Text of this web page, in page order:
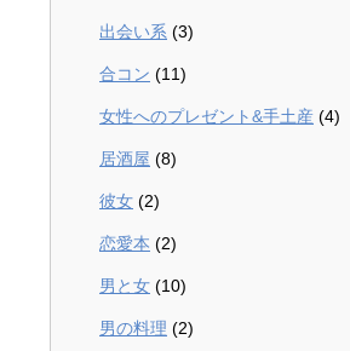
出会い系 (3)
合コン (11)
女性へのプレゼント&手土産 (4)
居酒屋 (8)
彼女 (2)
恋愛本 (2)
男と女 (10)
男の料理 (2)